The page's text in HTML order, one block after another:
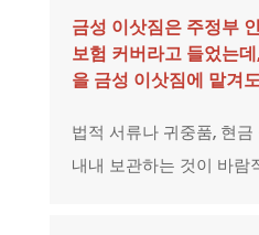
금성 이삿짐은 주정부
보험 커버라고 들었는
을 금성 이삿짐에 맡겨
법적 서류나 귀중품, 현
내내 보관하는 것이 바람